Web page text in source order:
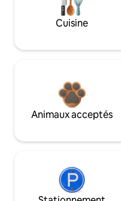
Cuisine
Animaux acceptés